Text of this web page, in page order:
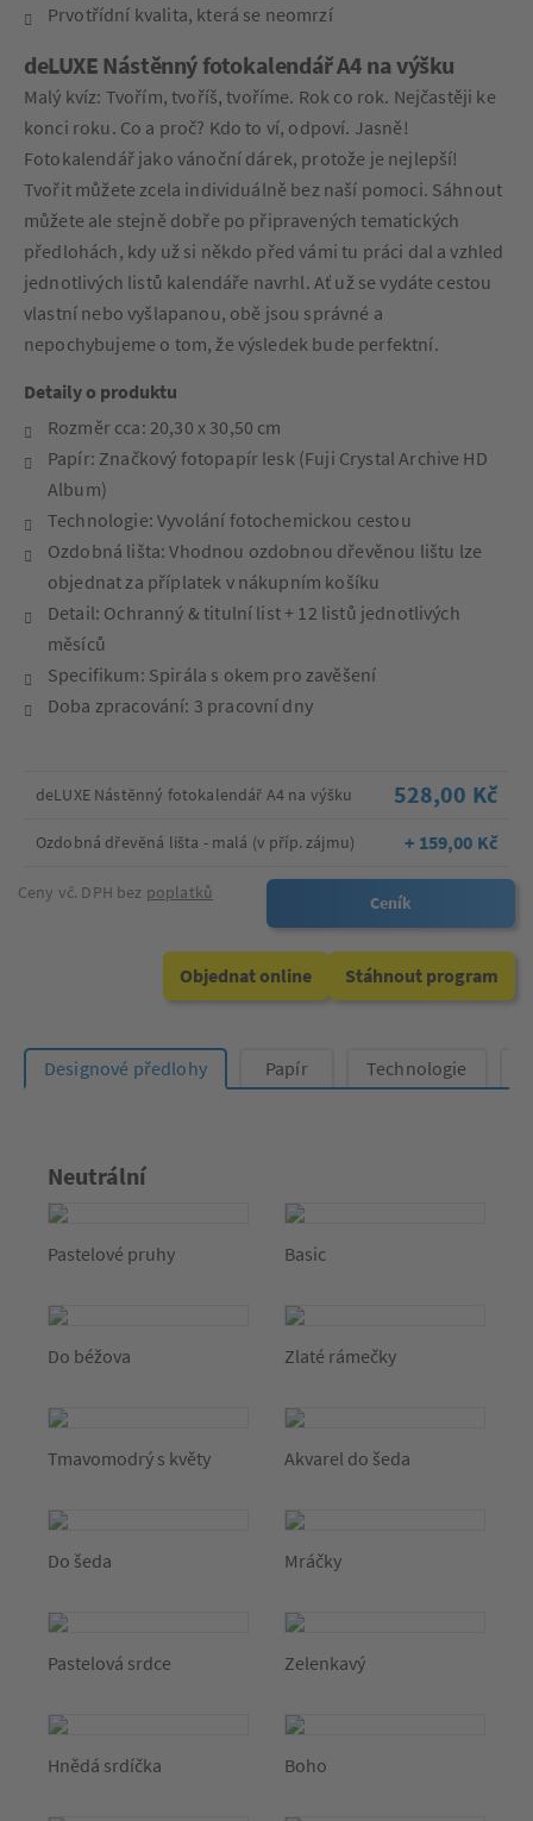
Prvotřídní kvalita, která se neomrzí
deLUXE Nástěnný fotokalendář A4 na výšku
Malý kvíz: Tvořím, tvoříš, tvoříme. Rok co rok. Nejčastěji ke
konci roku. Co a proč? Kdo to ví, odpoví. Jasně!
Fotokalendář jako vánoční dárek, protože je nejlepší!
Tvořit můžete zcela individuálně bez naší pomoci. Sáhnout
můžete ale stejně dobře po připravených tematických
předlohách, kdy už si někdo před vámi tu práci dal a vzhled
jednotlivých listů kalendáře navrhl. Ať už se vydáte cestou
vlastní nebo vyšlapanou, obě jsou správné a
nepochybujeme o tom, že výsledek bude perfektní.
Detaily o produktu
Rozměr cca: 20,30 x 30,50 cm
Papír: Značkový fotopapír lesk (Fuji Crystal Archive HD
Album)
Technologie: Vyvolání fotochemickou cestou
Ozdobná lišta: Vhodnou ozdobnou dřevěnou lištu lze
objednat za příplatek v nákupním košíku
Detail: Ochranný & titulní list + 12 listů jednotlivých
měsíců
Specifikum: Spirála s okem pro zavěšení
Doba zpracování: 3 pracovní dny
deLUXE Nástěnný fotokalendář A4 na výšku 528,00 Kč
Ozdobná dřevěná lišta - malá (v příp. zájmu) + 159,00 Kč
Ceník
Ceny vč. DPH bez poplatků
Objednat online Stáhnout program
Designové předlohy Papír Technologie
Neutrální
Pastelové pruhy Basic
Do béžova Zlaté rámečky
Tmavomodrý s květy Akvarel do šeda
Do šeda Mráčky
Pastelová srdce Zelenkavý
Hnědá srdíčka Boho